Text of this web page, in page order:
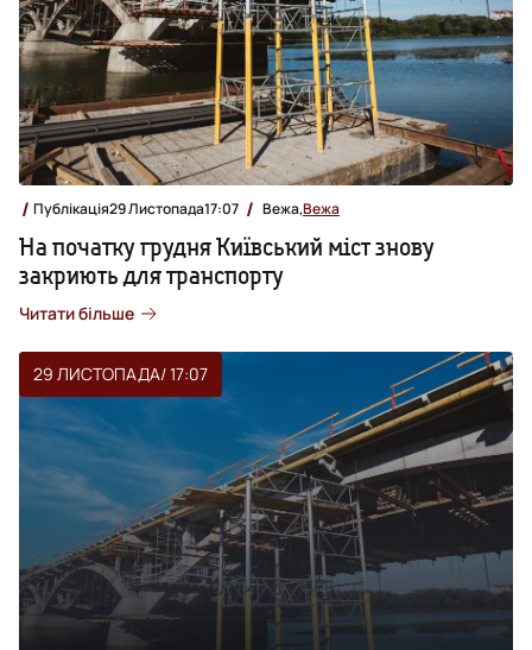
Публікація29 Листопада17:07 Вежа,Вежа
На початку грудня Київський міст знову
закриють для транспорту
Читати більше
29 ЛИСТОПАДА/ 17:07